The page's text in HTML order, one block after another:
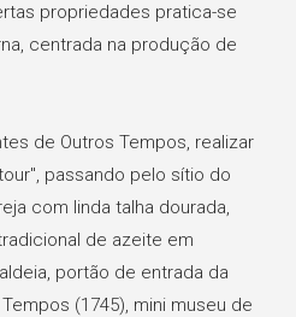
propriedades pratica-se
centrada na produção de
de Outros Tempos, realizar
passando pelo sítio do
com linda talha dourada,
de azeite em
portão de entrada da
(1745), mini museu de